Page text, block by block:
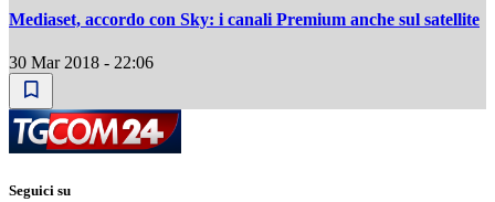
Mediaset, accordo con Sky: i canali Premium anche sul satellite
30 Mar 2018 - 22:06
Seguici su